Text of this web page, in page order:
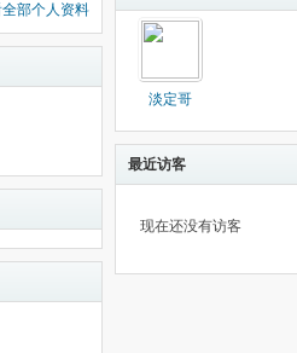
部个人资料
淡定哥
最近访客
现在还没有访客